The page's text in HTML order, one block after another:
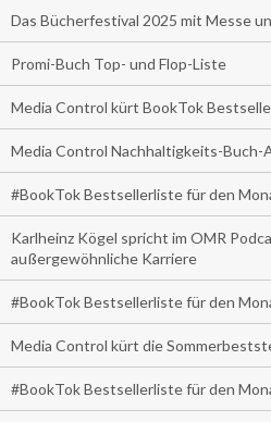
Das Bücherfestival 2025 mit Messe
Promi-Buch Top- und Flop-Liste
Media Control kürt BookTok
Media Control Nachhaltigkeits-Buch-
#BookTok Bestsellerliste für den
Karlheinz Kögel spricht im OMR
außergewöhnliche Karriere
#BookTok Bestsellerliste für den
Media Control kürt die
#BookTok Bestsellerliste für den